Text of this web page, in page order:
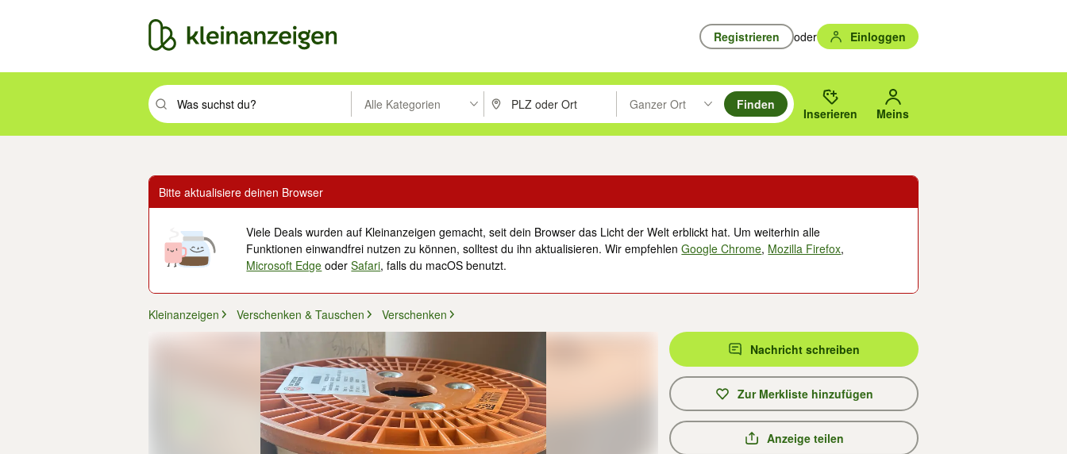
Registrieren oder Einloggen
Suchbegriff eingeben. Eingabetaste drücken um zu suchen, oder Vorschläge mit den Pfeiltasten nach oben/unten durchsuchen und mit Eingabetaste auswählen.
Alle Kategorien PLZ oder Ort eingeben. Eingabetaste drücken um zu suchen, oder Vorschläge mit den Pfeiltasten nach oben/
Ganzer Ort
Suche im Umkreis des gewählten Orts oder PLZ.
Finden
Inserieren Meins
Bitte aktualisiere deinen Browser
Viele Deals wurden auf Kleinanzeigen gemacht, seit dein Browser das Licht der Welt erblickt hat. Um weiterhin alle
Funktionen einwandfrei nutzen zu können, solltest du ihn aktualisieren. Wir empfehlenGoogle Chrome, Mozilla Firefox,
Microsoft Edge oderSafari, falls du macOS benutzt.
Kleinanzeigen Verschenken & Tauschen Verschenken
Nachricht schreiben
Zur Merkliste hinzufügen
Anzeige teilen